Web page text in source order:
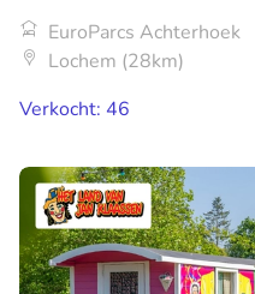
EuroParcs Achterhoek
Lochem (28km)
Verkocht: 46